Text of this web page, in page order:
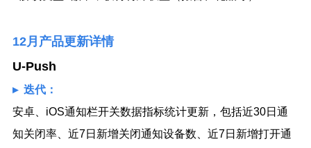
12月产品更新详情
U-Push
▸ 迭代：
安卓、iOS通知栏开关数据指标统计更新，包括近30日通
知关闭率、近7日新增关闭通知设备数、近7日新增打开通